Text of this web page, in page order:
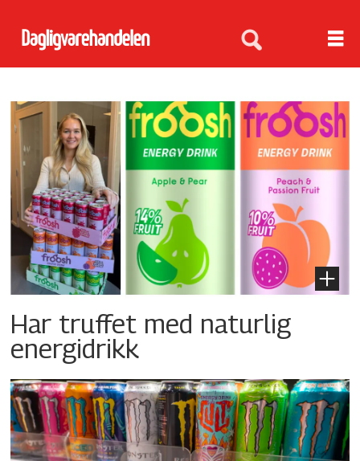
Tag:
energidrikk
Har truffet med naturlig
energidrikk